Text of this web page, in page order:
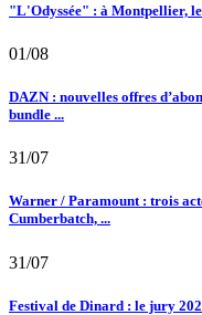
"L'Odyssée" : à Montpellier, le
01/08
DAZN : nouvelles offres
bundle ...
31/07
Warner / Paramount : trois
Cumberbatch, ...
31/07
Festival de Dinard : le jury